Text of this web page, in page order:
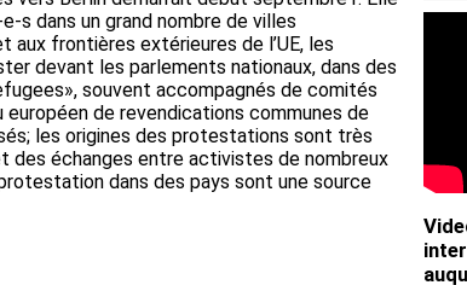
s dans un grand nombre de villes
aux frontières extérieures de l’UE, les
devant les parlements nationaux, dans des
souvent accompagnés de comités
européen de revendications communes de
les origines des protestations sont très
échanges entre activistes de nombreux
dans des pays sont une source